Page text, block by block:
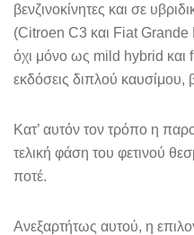
βενζινοκίνητες και σε
(Citroen C3 και Fiat Grande
όχι μόνο ως mild hybrid και
εκδόσεις διπλού
Κατ’ αυτόν τον τρόπο η
τελική φάση του φετινού
ποτέ.
Ανεξαρτήτως αυτού, η